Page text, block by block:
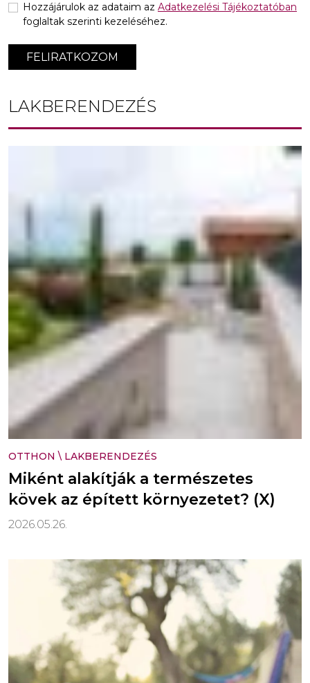
FELIRATKOZOM
Hozzájárulok az adataim az Adatkezelési Tájékoztatóban
foglaltak szerinti kezeléséhez.
LAKBERENDEZÉS
OTTHON \ LAKBERENDEZÉS
Miként alakítják a természetes
kövek az épített környezetet? (X)
2026.05.26.